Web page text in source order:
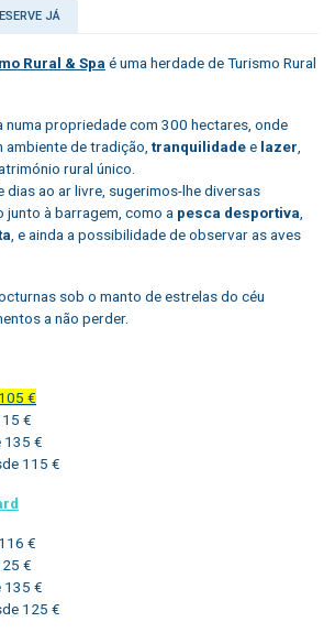
JÁ
Rural & Spa é uma herdade de Turismo Rural
numa propriedade com 300 hectares, onde
de tradição, tranquilidadee lazer
rural único.
dias ao ar livre, sugerimos-lhe diversas
à barragem, como a pesca desportiva
, e ainda a possibilidade de observar as aves
sob o manto de estrelas do céu
a não perder.
105 €
€
135 €
115 €
€
€
135 €
125 €